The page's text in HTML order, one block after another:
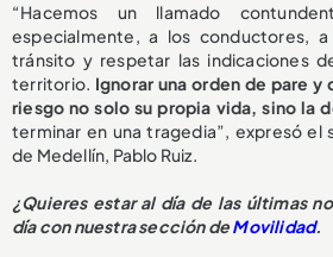
“Hacemos un llamado
especialmente, a los conductores,
tránsito y respetar las indicaciones
territorio. Ignorar una orden de pare y
riesgo no solo su propia vida, sino la
terminar en una tragedia”, expresó el
de Medellín, Pablo Ruiz.
¿Quieres estar al día de las últimas
día con nuestra sección deMovilidad.